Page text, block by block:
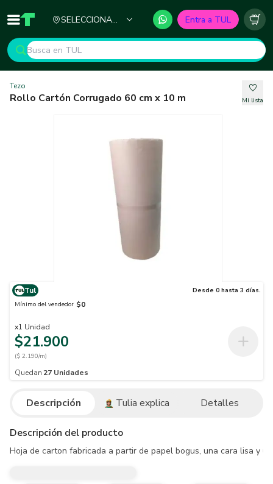
Inicio TUL - Tu Marketplace de Construcción
SELECCIONA
Entra a TUL
Tezo
Rollo Cartón Corrugado 60 cm x 10 m Mi lista
Tul
Desde 0 hasta 3 días.
Mínimo del vendedor $0
x1 Unidad
$21.900
($ 2.190/m)
Quedan 27 Unidades
Descripción Tulia explica Detalles
Descripción del producto
Hoja de carton fabricada a partir de papel bogus, una cara lisa y